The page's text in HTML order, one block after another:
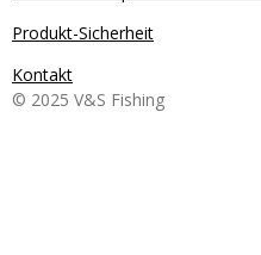
Produkt-Sicherheit
Kontakt
© 2025 V&S Fishing